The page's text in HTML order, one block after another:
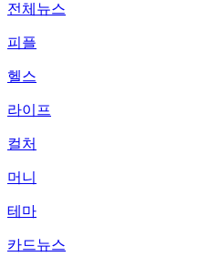
전체뉴스
피플
헬스
라이프
컬처
머니
테마
카드뉴스